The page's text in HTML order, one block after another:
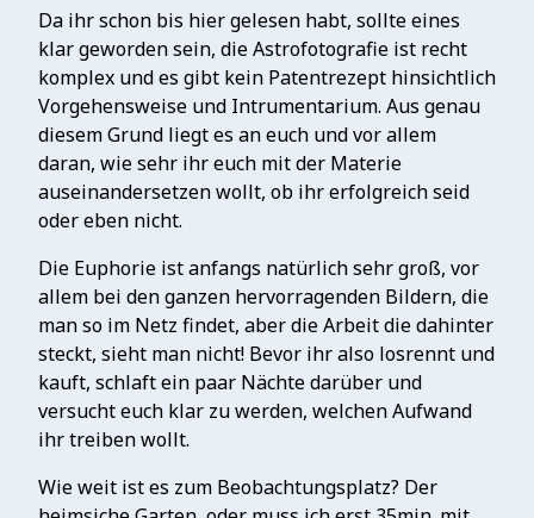
Da ihr schon bis hier gelesen habt, sollte eines
klar geworden sein, die Astrofotografie ist recht
komplex und es gibt kein Patentrezept hinsichtlich
Vorgehensweise und Intrumentarium. Aus genau
diesem Grund liegt es an euch und vor allem
daran, wie sehr ihr euch mit der Materie
auseinandersetzen wollt, ob ihr erfolgreich seid
oder eben nicht.
Die Euphorie ist anfangs natürlich sehr groß, vor
allem bei den ganzen hervorragenden Bildern, die
man so im Netz findet, aber die Arbeit die dahinter
steckt, sieht man nicht! Bevor ihr also losrennt und
kauft, schlaft ein paar Nächte darüber und
versucht euch klar zu werden, welchen Aufwand
ihr treiben wollt.
Wie weit ist es zum Beobachtungsplatz? Der